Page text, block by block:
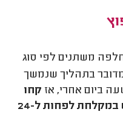
משתנים לפי סוג
בתהליך שנמשך
קחו
בחשבון שלא תוכלו להשתמש במקלחת לפחות ל-24